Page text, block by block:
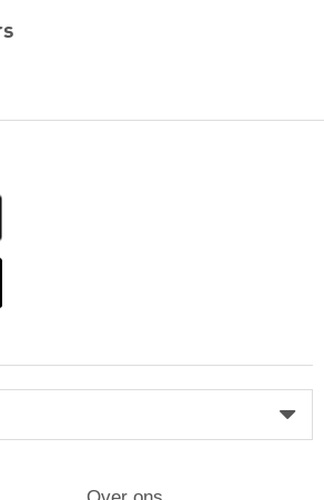
App
Google